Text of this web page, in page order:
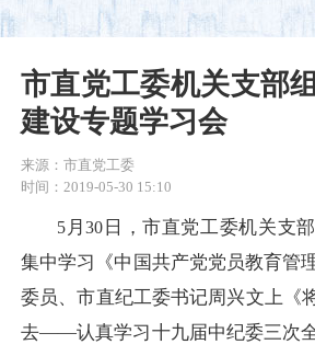
市直党工委机关支部
建设专题学习会
来源：市直党工委
时间：2019-05-30 15:10
5 月30 日 ，市直党工委机关支
集中学习
《中国共产党党员教育管
委员、市直纪工委书记周兴文上《
去——认真学习十九届中纪委三次